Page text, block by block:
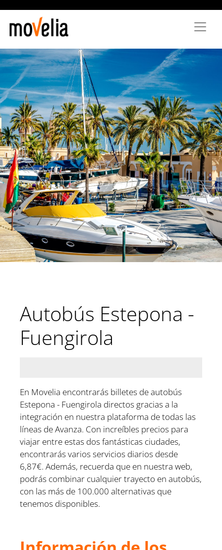
Autobús Estepona -
Fuengirola
En Movelia encontrarás billetes de autobús
Estepona - Fuengirola directos gracias a la
integración en nuestra plataforma de todas las
líneas de Avanza. Con increíbles precios para
viajar entre estas dos fantásticas ciudades,
encontrarás varios servicios diarios desde
6,87€. Además, recuerda que en nuestra web,
podrás combinar cualquier trayecto en autobús,
con las más de 100.000 alternativas que
tenemos disponibles.